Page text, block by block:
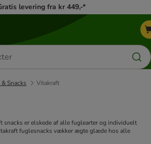
levering fra kr 449,-*
Snacks Vitakraft
snacks er elskede af alle fuglearter og individuelt
fuglesnacks vækker ægte glæde hos alle